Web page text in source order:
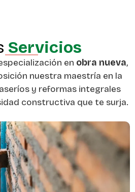
Servicios
en obra nueva,
nuestra maestría en la
y reformas integrales
constructiva que te surja.